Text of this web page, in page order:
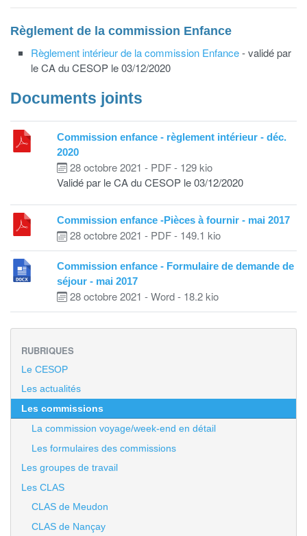
Règlement de la commission Enfance
Règlement intérieur de la commission Enfance- validé par
le CA du CESOP le 03/12/2020
Documents joints
Commission enfance - règlement intérieur - déc.
2020
28 octobre 2021 - PDF- 129 kio
Validé par le CA du CESOP le 03/12/2020
Commission enfance -Pièces à fournir - mai 2017
28 octobre 2021 - PDF- 149.1 kio
Commission enfance - Formulaire de demande de
séjour - mai 2017
28 octobre 2021 -Word- 18.2 kio
RUBRIQUES
Le CESOP
Les actualités
Les commissions
La commission voyage/week-end en détail
Les formulaires des commissions
Les groupes de travail
Les CLAS
CLAS de Meudon
CLAS de Nançay